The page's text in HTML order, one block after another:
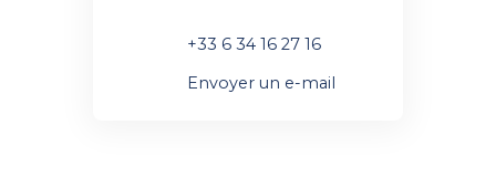
+33 6 34 16 27 16
Envoyer un e-mail